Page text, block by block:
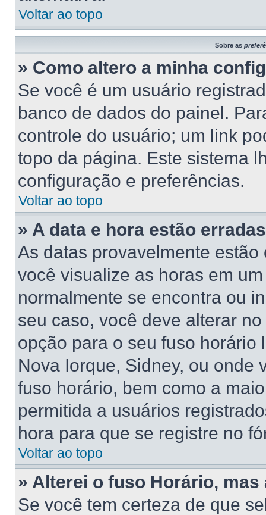
Voltar ao topo
Sobre as
» Como altero a minha
Se você é um usuário
banco de dados do painel.
controle do usuário; um link
topo da página. Este sistema
configuração e preferências.
Voltar ao topo
» A data e hora estão
As datas provavelmente
você visualize as horas em
normalmente se encontra ou
seu caso, você deve alterar
opção para o seu fuso horário
Nova Iorque, Sidney, ou onde
fuso horário, bem como a
permitida a usuários
hora para que se registre no
Voltar ao topo
» Alterei o fuso Horário,
Se você tem certeza de que